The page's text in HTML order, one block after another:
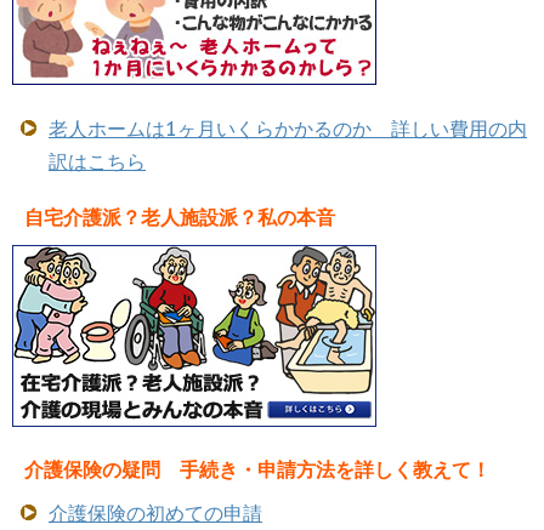
老人ホームは1ヶ月いくらかかるのか 詳しい費用の内
訳はこちら
自宅介護派？老人施設派？私の本音
介護保険の疑問 手続き・申請方法を詳しく教えて！
介護保険の初めての申請